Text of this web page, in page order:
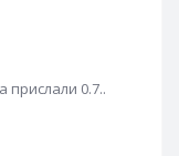
прислали 0.7..